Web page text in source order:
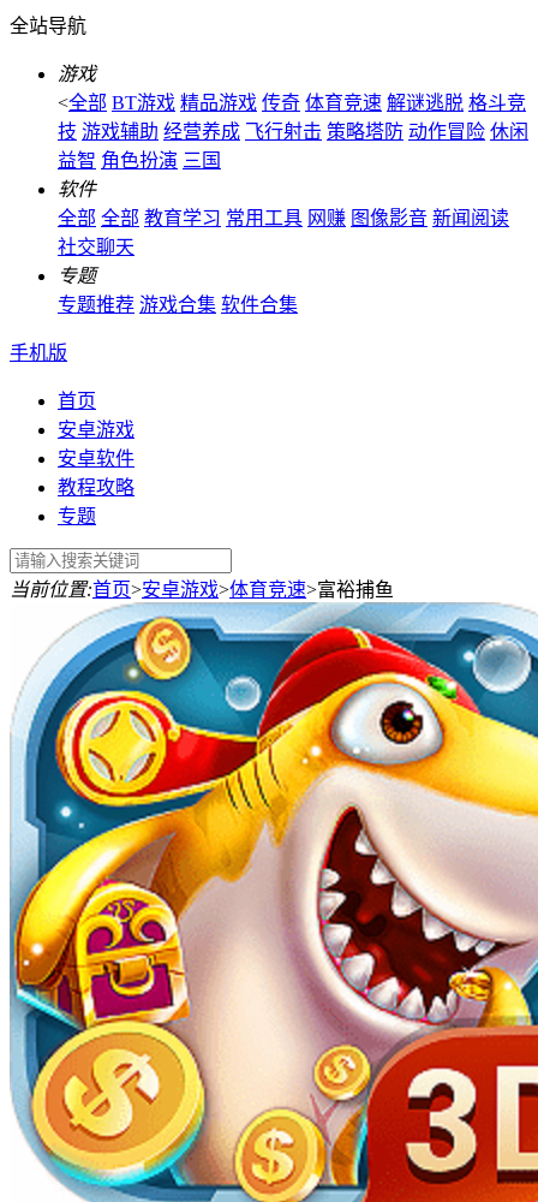
全站导航
游戏
<全部 BT游戏 精品游戏 传奇 体育竞速 解谜逃脱 格斗竞
技 游戏辅助 经营养成 飞行射击 策略塔防 动作冒险 休闲
益智 角色扮演 三国
软件
全部 全部 教育学习 常用工具 网赚 图像影音 新闻阅读
社交聊天
专题
专题推荐 游戏合集 软件合集
手机版
首页
安卓游戏
安卓软件
教程攻略
专题
当前位置:首页>安卓游戏>体育竞速>富裕捕鱼